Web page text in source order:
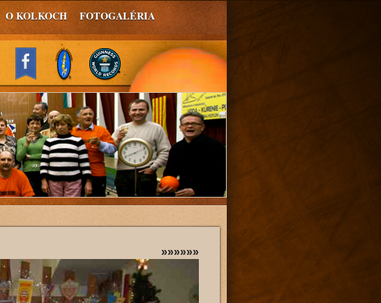
O KOLKOCH FOTOGALÉRIA
»»»»»»